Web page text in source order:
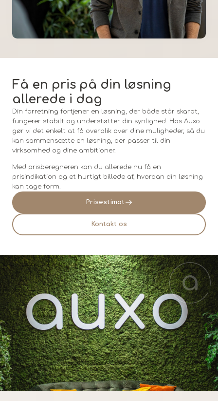
Få en pris på din løsning
allerede i dag
Din forretning fortjener en løsning, der både står skarpt,
fungerer stabilt og understøtter din synlighed. Hos Auxo
gør vi det enkelt at få overblik over dine muligheder, så du
kan sammensætte en løsning, der passer til din
virksomhed og dine ambitioner.
Med prisberegneren kan du allerede nu få en
prisindikation og et hurtigt billede af, hvordan din løsning
kan tage form.
Prisestimat
Kontakt os